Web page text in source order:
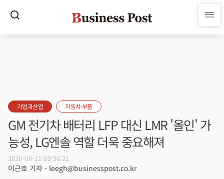
기업과산업 자동차·부품
GM 전기차 배터리 LFP 대신 LMR '올인' 가
능성, LG엔솔 역할 더욱 중요해져
2026-06-11 09:56:21
이근호 기자 - leegh@businesspost.co.kr